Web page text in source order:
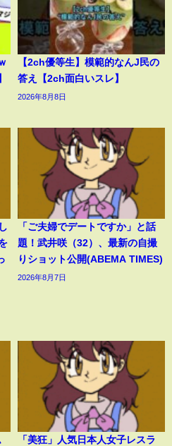
【2ch優等生】模範的なんJ民の
答え【2ch面白いスレ】
2026年8月8日
「ご夫婦でデートですか」と話
題！武井咲（32）、最新の自撮
りショット公開(ABEMA TIMES)
2026年8月7日
「美狂」人気日本人女子レスラ